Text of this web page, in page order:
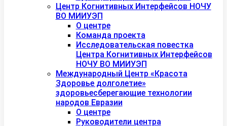
Центр Когнитивных Интерфейсов НОЧУ
ВО МИИУЭП
О центре
Команда проекта
Исследовательская повестка
Центра Когнитивных Интерфейсов
НОЧУ ВО МИИУЭП
Международный Центр «Красота
Здоровье долголетие»
здоровьесберегающие технологии
народов Евразии
О центре
Руководители центра